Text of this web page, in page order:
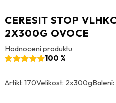
CERESIT STOP
2X300G OVOCE
Hodnocení produktu
100 %
Artikl: 170Velikost: 2x300gBalení: